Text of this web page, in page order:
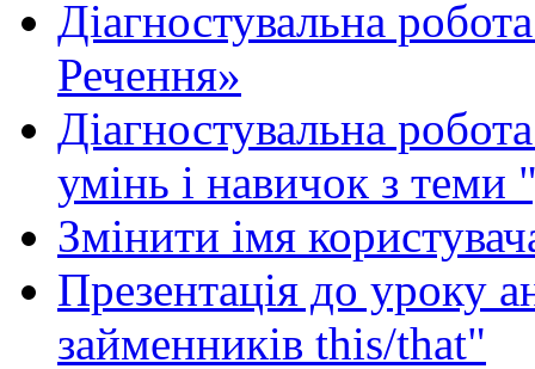
Діагностувальна
Речення»
Діагностувальна
умінь і навичок з теми
Змінити імя
Презентація до уроку
займенників this/that"